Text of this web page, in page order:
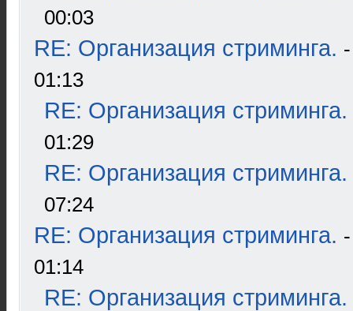
00:03
RE: Организация стриминга.
01:13
RE: Организация стриминга.
01:29
RE: Организация стриминга.
07:24
RE: Организация стриминга.
01:14
RE: Организация стриминга.